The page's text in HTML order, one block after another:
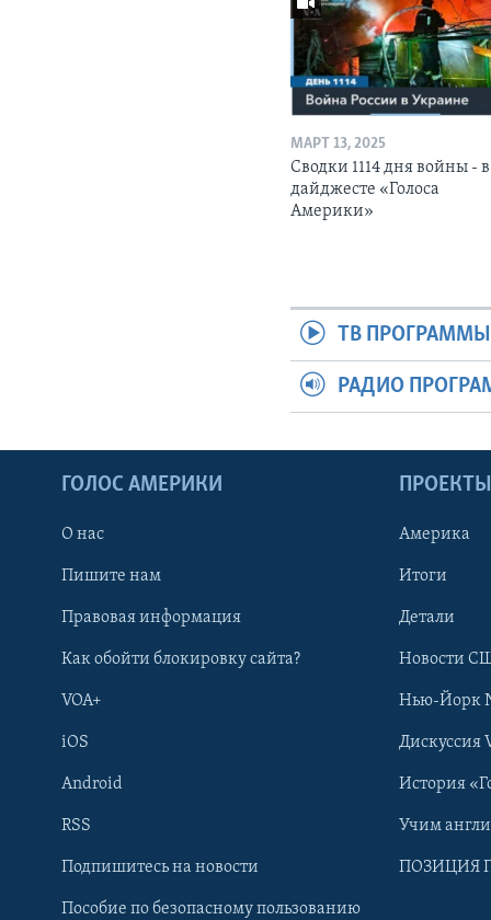
Learning English
МАРТ 13, 2025
Сводки 1114 дня войны - в
дайджесте «Голоса
Америки»
ТВ ПРОГРАММЫ
РАДИО
ГОЛОС АМЕРИКИ
О нас
Пишите нам
Правовая информация
Как обойти блокировку сайта?
VOA+
iOS
Android
RSS
Подпишитесь на новости
Пособие по безопасному пользованию
ПРОЕКТЫ
Америка
Итоги
Детали
Новости
Нью-Йорк
Дискуссия
История
Учим
ПОЗИЦИЯ